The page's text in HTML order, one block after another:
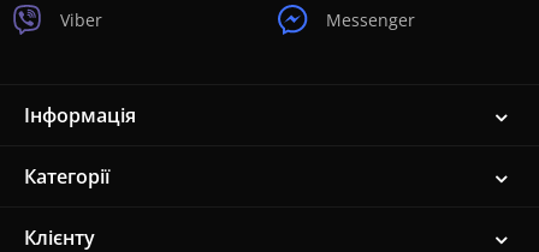
Viber Messenger
Інформація
Категорії
Клієнту